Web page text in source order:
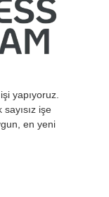
yapıyoruz.
işe
en yeni